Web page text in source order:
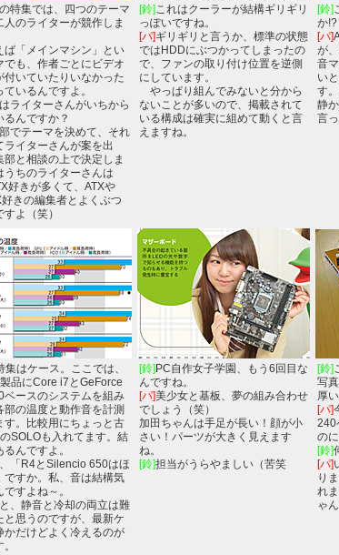
特集では、四つのテーマ
人のライターが競作しま
「メインマシン」とい
でも、作者ごとにビデオ
付いていたりいなかった
ているんですよ。
ライターさんがいちから
るんですか？
でテーマを決めて、それ
ライターさんが案を出
部と相談の上で決定しま
うちのライターさんは
好きが多くて、ATXや
好きの編集者とよくぶつ
よ（笑）
[鈴]これはクーラーが結構ギリギリ
っぽいですね。
[パ]ギリギリと言うか、標準の状態
ではHDDにぶつかってしまったの
で、ファンの取り付け位置を逆側
にしています。
やっぱり組んでみないと分から
ないことが多いので、掲載されて
いる構成は確実に組めて動くと言
えますね。
[鈴]
か!?
[パ]
が
音
い
す
静
言
集はケース。ここでは、
品にCore i7とGeForce
ベースのシステムを組み
部の温度と動作音を計測
す。比較用にちょっと古
SOLOも入れてます。結
んですよ。
「R4とSilencio 650はほ
ですか。私、音は結構気
すよね～。
、静音と冷却の両立は難
と思うのですが、最新ケ
かだけどよく冷えるのが
[鈴] PC自作女子学園、もう6回目な
んですね。
[パ]美少女と基板、夢の組み合わせ
でしょう（笑）
加田ちゃんは手足が長い！顔が小
さい！パーツが大きく見えます
ね。
[鈴]担当がうらやましい（苦笑
[鈴]
写
厚
[パ]
240
の
[鈴]
[パ]
り
れ
ゃ